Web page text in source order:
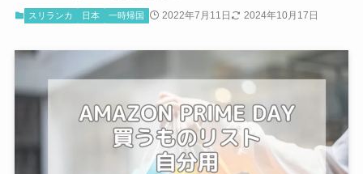
スリランカ 日本 一時帰国 2022年7月11日 2024年10月17日